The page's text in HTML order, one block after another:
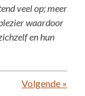
veel op; meer
waardoor
en hun
Volgende »